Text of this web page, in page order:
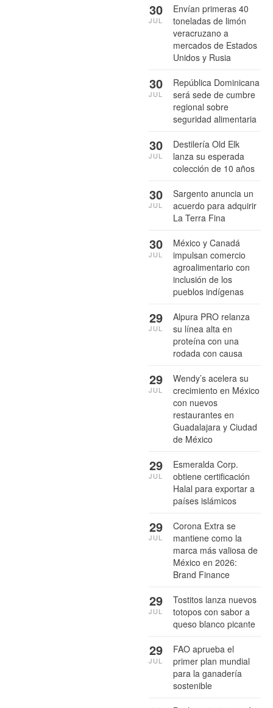
Envían primeras 40
toneladas de limón
veracruzano a
mercados de Estados
Unidos y Rusia
30
JUL
República Dominicana
será sede de cumbre
regional sobre
seguridad alimentaria
30
JUL
Destilería Old Elk
lanza su esperada
colección de 10 años
30
JUL
Sargento anuncia un
acuerdo para adquirir
La Terra Fina
30
JUL
México y Canadá
impulsan comercio
agroalimentario con
inclusión de los
pueblos indígenas
30
JUL
Alpura PRO relanza
su línea alta en
proteína con una
rodada con causa
29
JUL
Wendy’s acelera su
crecimiento en México
con nuevos
restaurantes en
Guadalajara y Ciudad
de México
29
JUL
Esmeralda Corp.
obtiene certificación
Halal para exportar a
países islámicos
29
JUL
Corona Extra se
mantiene como la
marca más valiosa de
México en 2026:
Brand Finance
29
JUL
Tostitos lanza nuevos
totopos con sabor a
queso blanco picante
29
JUL
FAO aprueba el
primer plan mundial
para la ganadería
sostenible
29
JUL